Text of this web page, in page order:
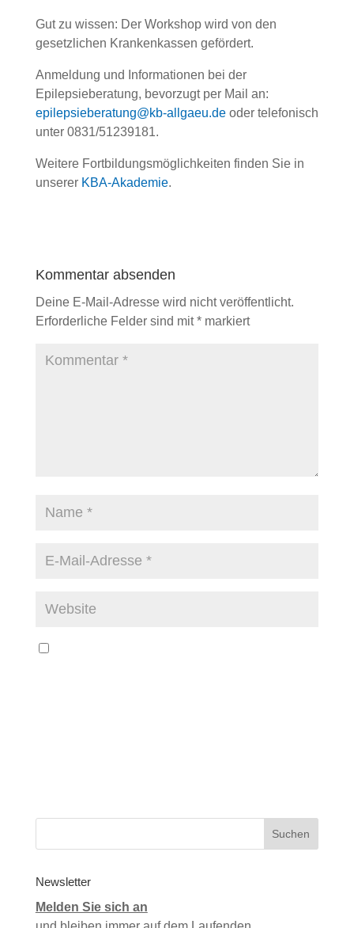
Gut zu wissen: Der Workshop wird von den
gesetzlichen Krankenkassen gefördert.
Anmeldung und Informationen bei der
Epilepsieberatung, bevorzugt per Mail an:
epilepsieberatung@kb-allgaeu.deoder telefonisch
unter 0831/51239181.
Weitere Fortbildungsmöglichkeiten finden Sie in
unserer KBA-Akademie.
Kommentar absenden
Deine E-Mail-Adresse wird nicht veröffentlicht.
Erforderliche Felder sind mit*markiert
Newsletter
Melden Sie sich an